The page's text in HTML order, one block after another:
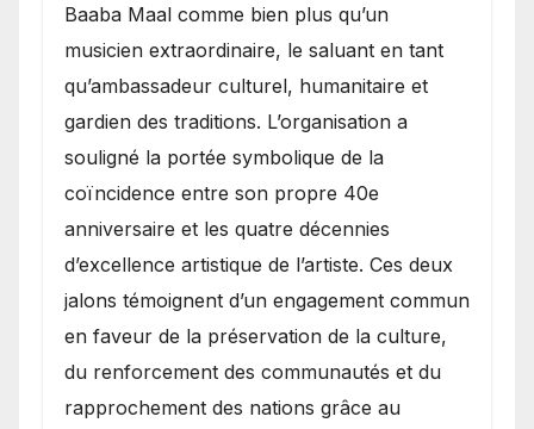
Baaba Maal comme bien plus qu’un
musicien extraordinaire, le saluant en tant
qu’ambassadeur culturel, humanitaire et
gardien des traditions. L’organisation a
souligné la portée symbolique de la
coïncidence entre son propre 40e
anniversaire et les quatre décennies
d’excellence artistique de l’artiste. Ces deux
jalons témoignent d’un engagement commun
en faveur de la préservation de la culture,
du renforcement des communautés et du
rapprochement des nations grâce au